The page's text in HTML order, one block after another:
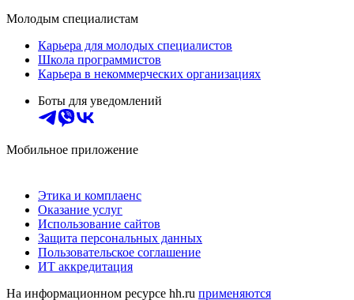
Молодым специалистам
Карьера для молодых специалистов
Школа программистов
Карьера в некоммерческих организациях
Боты для уведомлений
Мобильное приложение
Этика и комплаенс
Оказание услуг
Использование сайтов
Защита персональных данных
Пользовательское соглашение
ИТ аккредитация
На информационном ресурсе hh.ru применяются